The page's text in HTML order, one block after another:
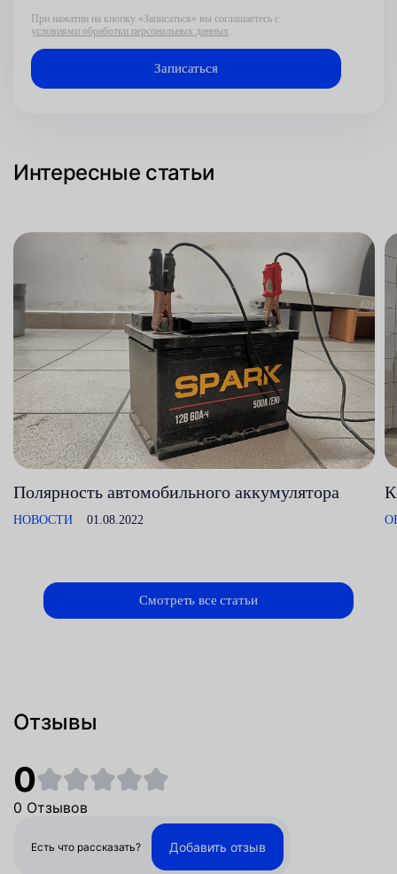
При нажатии на кнопку «Записаться» вы соглашаетесь с
условиями обработки персональных данных
Интересные статьи
Полярность автомобильного аккумулятора
НОВОСТИ 01.08.2022
Смотреть все статьи
Отзывы
0
0 Отзывов
Есть что рассказать? Добавить отзыв